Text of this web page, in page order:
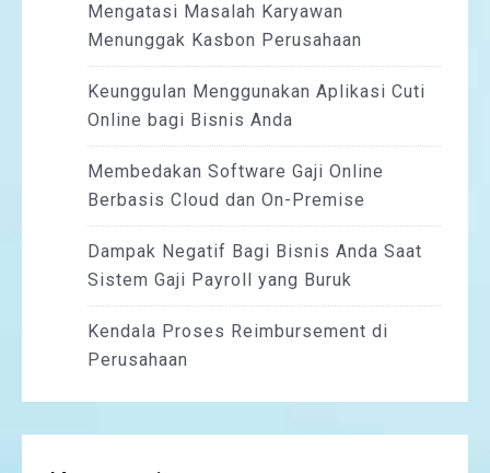
Mengatasi Masalah Karyawan
Menunggak Kasbon Perusahaan
Keunggulan Menggunakan Aplikasi Cuti
Online bagi Bisnis Anda
Membedakan Software Gaji Online
Berbasis Cloud dan On-Premise
Dampak Negatif Bagi Bisnis Anda Saat
Sistem Gaji Payroll yang Buruk
Kendala Proses Reimbursement di
Perusahaan